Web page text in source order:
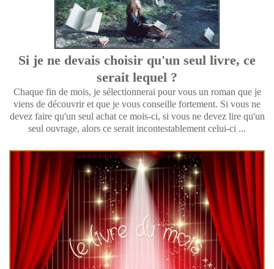
Si je ne devais choisir qu'un seul livre, ce
serait lequel ?
Chaque fin de mois, je sélectionnerai pour vous un roman que je
viens de découvrir et que je vous conseille fortement. Si vous ne
devez faire qu'un seul achat ce mois-ci, si vous ne devez lire qu'un
seul ouvrage, alors ce serait incontestablement celui-ci ...